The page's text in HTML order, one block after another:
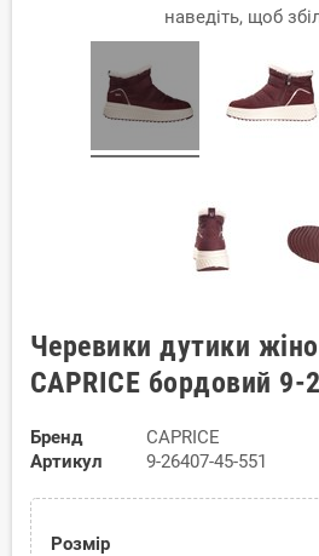
наведіть, щоб
Черевики дутики
CAPRICE бордовий 9-
Бренд
CAPRICE
Артикул
9-26407-45-551
Розмір